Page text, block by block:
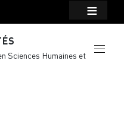
Sciences Humaines et